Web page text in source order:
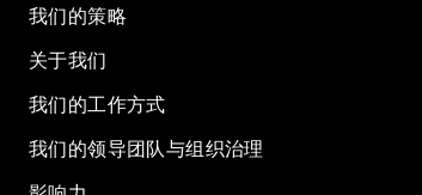
我们的策略
关于我们
我们的工作方式
我们的领导团队与组织治理